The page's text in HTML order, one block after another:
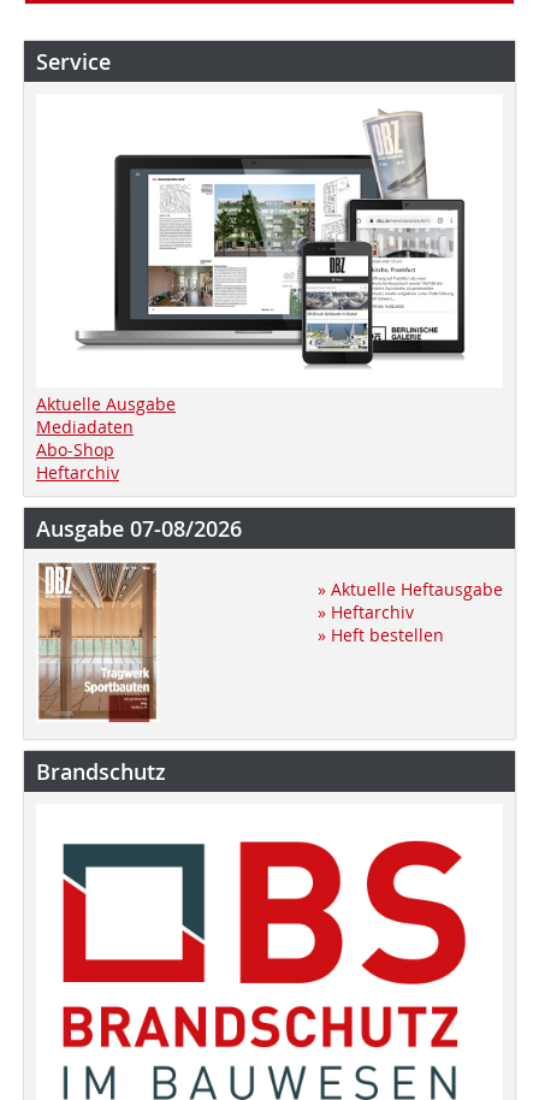
Service
Aktuelle Ausgabe
Mediadaten
Abo-Shop
Heftarchiv
Ausgabe 07-08/2026
» Aktuelle Heftausgabe
» Heftarchiv
» Heft bestellen
Brandschutz